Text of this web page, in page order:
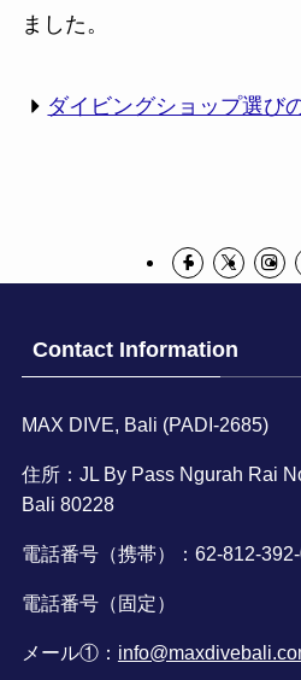
ました。
ダイビングショップ選び
Contact Information
MAX DIVE, Bali (PADI-2685)
住所：JL By Pass Ngurah Rai
Bali 80228
電話番号（携帯）：62-812-
電話番号（固定）
メール①：